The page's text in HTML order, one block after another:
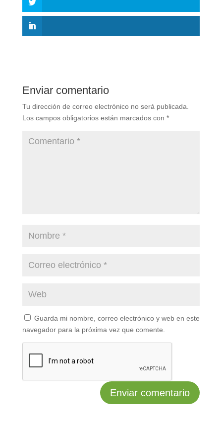
Enviar comentario
Tu dirección de correo electrónico no será publicada.
Los campos obligatorios están marcados con *
Guarda mi nombre, correo electrónico y web en este
navegador para la próxima vez que comente.